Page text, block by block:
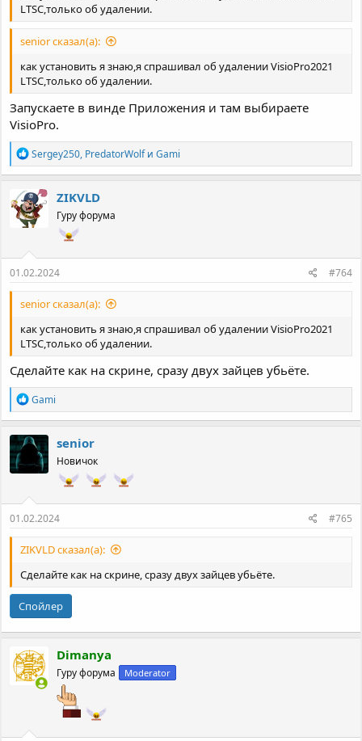
LTSC,только об удалении.
senior сказал(а):
как установить я знаю,я спрашивал об удалении VisioPro2021
LTSC,только об удалении.
Запускаете в винде Приложения и там выбираете
VisioPro.
Р
е
а
к
ц
и
и
Sergey250, PredatorWolfиGami
ZIKVLD
Гуру форума
01.02.2024 #764
senior сказал(а):
как установить я знаю,я спрашивал об удалении VisioPro2021
LTSC,только об удалении.
Сделайте как на скрине, сразу двух зайцев убьёте.
Р
е
а
к
ц
и
и
Gami
senior
Новичок
01.02.2024 #765
ZIKVLD сказал(а):
Сделайте как на скрине, сразу двух зайцев убьёте.
Спойлер
Dimanya
Гуру форума Moderator